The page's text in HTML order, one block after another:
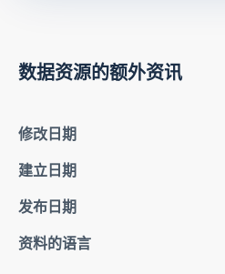
数据资源的额外资讯
修改日期
建立日期
发布日期
资料的语言